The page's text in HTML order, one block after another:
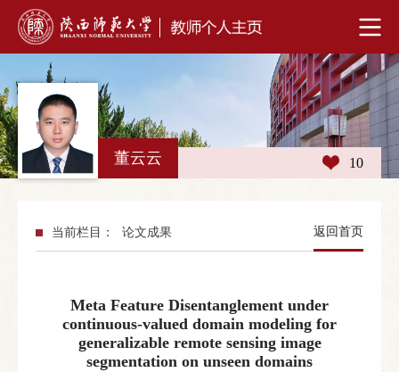
董云云 10
返回首页
当前栏目： 论文成果
Meta Feature Disentanglement under
continuous-valued domain modeling for
generalizable remote sensing image
segmentation on unseen domains